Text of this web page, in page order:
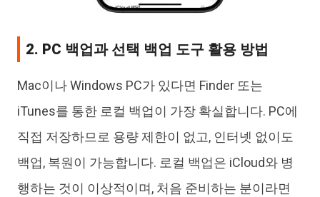
2. PC 백업과 선택 백업 도구 활용 방법
Mac이나 Windows PC가 있다면 Finder 또는
iTunes를 통한 로컬 백업이 가장 확실합니다. PC에
직접 저장하므로 용량 제한이 없고, 인터넷 없이도
백업, 복원이 가능합니다. 로컬 백업은 iCloud와 병
행하는 것이 이상적이며, 처음 준비하는 분이라면